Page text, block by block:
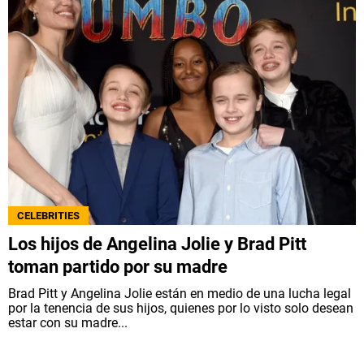
CELEBRITIES
Los hijos de Angelina Jolie y Brad Pitt
toman partido por su madre
Brad Pitt y Angelina Jolie están en medio de una lucha legal
por la tenencia de sus hijos, quienes por lo visto solo desean
estar con su madre...